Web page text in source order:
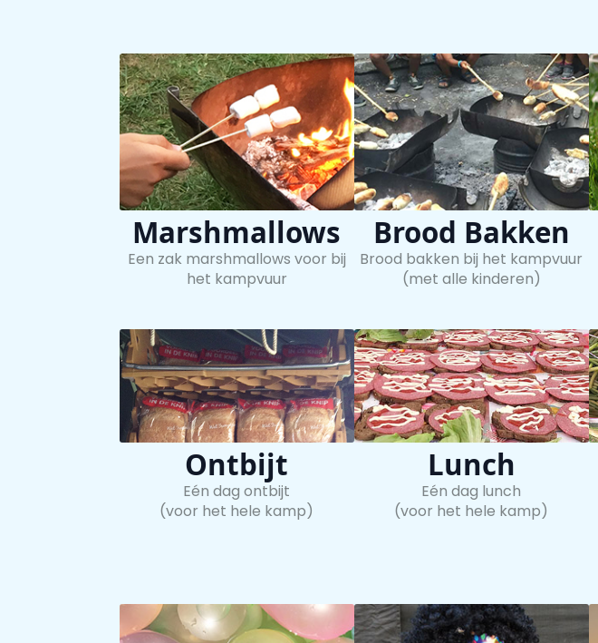
Marshmallows
Een zak marshmallows voor bij
het kampvuur
Brood Bakken
Brood bakken bij het kampvuur
(met alle kinderen)
Ontbijt
Eén dag ontbijt
(voor het hele kamp)
Lunch
Eén dag lunch
(voor het hele kamp)